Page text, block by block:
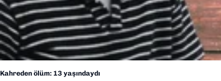
Kahreden ölüm: 13 yaşındaydı